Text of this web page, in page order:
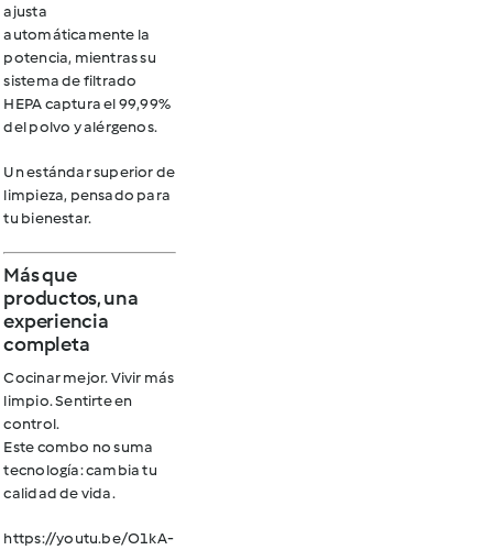
ajusta
automáticamente la
potencia, mientras su
sistema de filtrado
HEPA captura el 99,99%
del polvo y alérgenos.
Un estándar superior de
limpieza, pensado para
tu bienestar.
Más que
productos, una
experiencia
completa
Cocinar mejor. Vivir más
limpio. Sentirte en
control.
Este combo no suma
tecnología:cambia tu
calidad de vida.
https://youtu.be/O1kA-